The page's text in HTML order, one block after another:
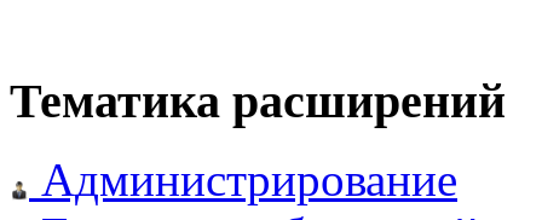
Тематика расширений
Администрирование